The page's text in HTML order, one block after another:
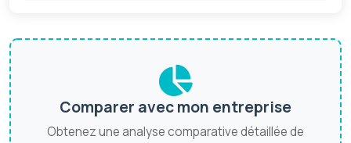
Comparer avec mon entreprise
Obtenez une analyse comparative détaillée de